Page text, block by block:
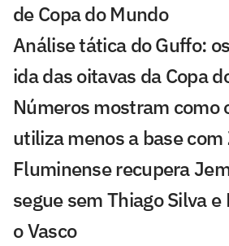
de Copa do Mundo
Análise tática do Guffo:
ida das oitavas da Copa
Números mostram como
utiliza menos a base
Fluminense recupera
segue sem Thiago Silva
o Vasco